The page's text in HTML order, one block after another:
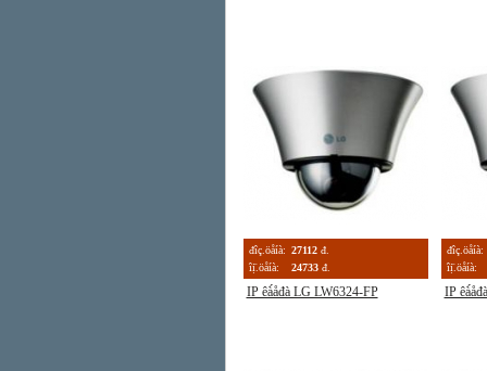
đîç.öåíà: 27112 đ.
îị̈.öåíà:
24733 đ.
IP êà́åđà LG LW6324-FP
đîç.öåíà:
îị̈.öåíà:
IP